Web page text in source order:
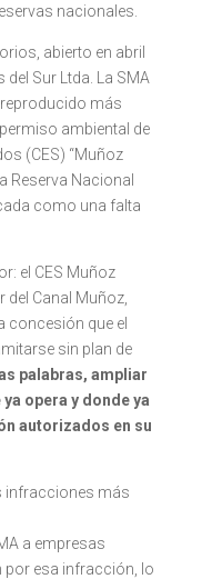
nacionales.
abierto en abril
Sur Ltda. La SMA
más
ambiental de
(CES) “Muñoz
Reserva Nacional
como una falta
el CES Muñoz
Canal Muñoz,
concesión que el
sin plan de
palabras, ampliar
opera y donde ya
autorizados en su
infracciones más
a empresas
por esa infracción, lo